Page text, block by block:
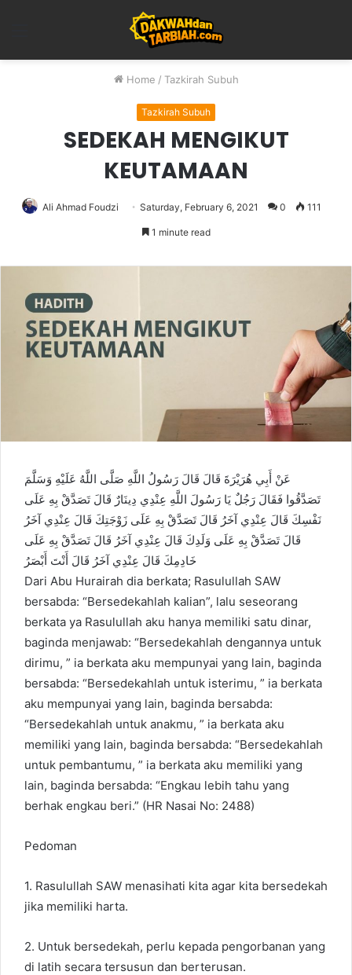
Home / Tazkirah Subuh
Tazkirah Subuh
SEDEKAH MENGIKUT
KEUTAMAAN
Ali Ahmad Foudzi Saturday, February 6, 2021 0 111
1 minute read
عَنْ أَبِي هُرَيْرَةَ قَالَ قَالَ رَسُولُ اللَّهِ صَلَّى اللَّهُ عَلَيْهِ وَسَلَّمَ
تَصَدَّقُوا فَقَالَ رَجُلٌ يَا رَسُولَ اللَّهِ عِنْدِي دِينَارٌ قَالَ تَصَدَّقْ بِهِ عَلَى
نَفْسِكَ قَالَ عِنْدِي آخَرُ قَالَ تَصَدَّقْ بِهِ عَلَى زَوْجَتِكَ قَالَ عِنْدِي آخَرُ
قَالَ تَصَدَّقْ بِهِ عَلَى وَلَدِكَ قَالَ عِنْدِي آخَرُ قَالَ تَصَدَّقْ بِهِ عَلَى
خَادِمِكَ قَالَ عِنْدِي آخَرُ قَالَ أَنْتَ أَبْصَرُ
Dari Abu Hurairah dia berkata; Rasulullah SAW
bersabda: “Bersedekahlah kalian”, lalu seseorang
berkata ya Rasulullah aku hanya memiliki satu dinar,
baginda menjawab: “Bersedekahlah dengannya untuk
dirimu, ” ia berkata aku mempunyai yang lain, baginda
bersabda: “Bersedekahlah untuk isterimu, ” ia berkata
aku mempunyai yang lain, baginda bersabda:
“Bersedekahlah untuk anakmu, ” ia berkata aku
memiliki yang lain, baginda bersabda: “Bersedekahlah
untuk pembantumu, ” ia berkata aku memiliki yang
lain, baginda bersabda: “Engkau lebih tahu yang
berhak engkau beri.” (HR Nasai No: 2488)
Pedoman
1. Rasulullah SAW menasihati kita agar kita bersedekah
jika memiliki harta.
2. Untuk bersedekah, perlu kepada pengorbanan yang
di latih secara tersusun dan berterusan.